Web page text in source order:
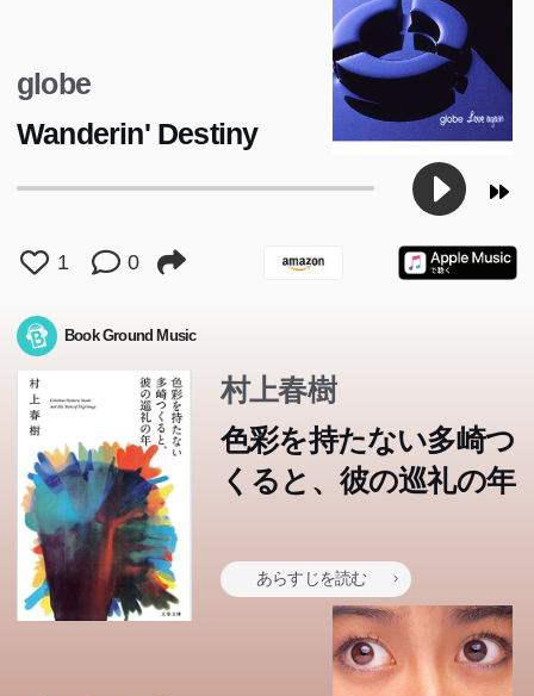
globe
Wanderin' Destiny
1 0
Book Ground Music
村上春樹
色彩を持たない多崎つ
くると、彼の巡礼の年
あらすじを読む